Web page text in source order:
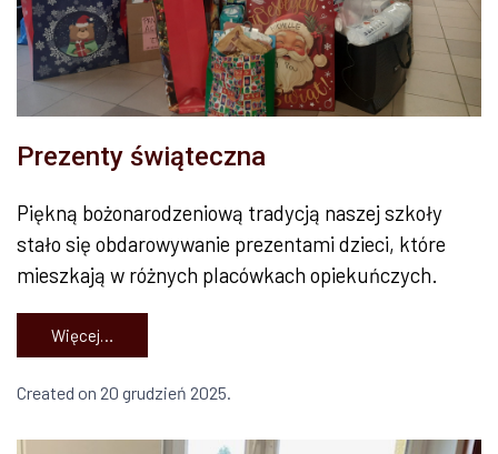
Prezenty świąteczna
Piękną bożonarodzeniową tradycją naszej szkoły
stało się obdarowywanie prezentami dzieci, które
mieszkają w różnych placówkach opiekuńczych.
Więcej…
Created on 20 grudzień 2025.